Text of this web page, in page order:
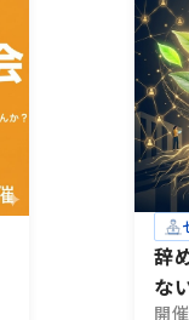
辞
な
開